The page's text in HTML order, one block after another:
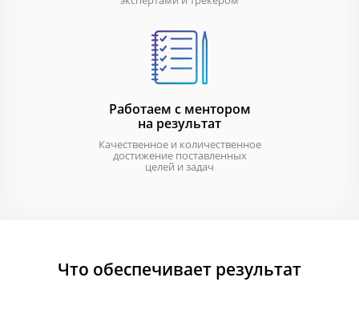
Работаем с ментором
на результат
Качественное и количественное
достижение поставленных
целей и задач
Что обеспечивает результат